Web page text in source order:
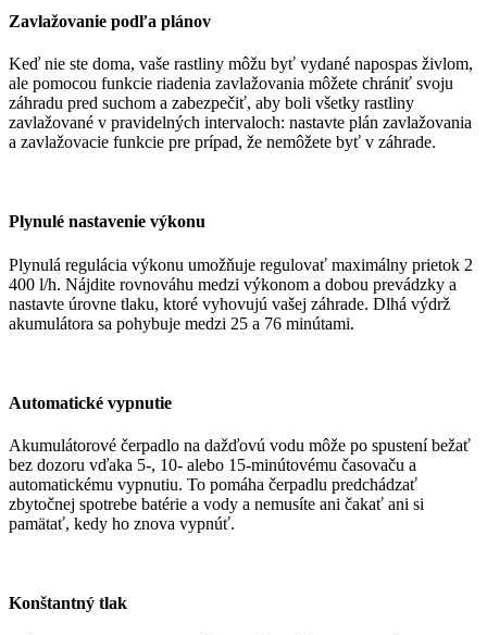
Zavlažovanie podľa plánov
Keď nie ste doma, vaše rastliny môžu byť vydané napospas živlom,
ale pomocou funkcie riadenia zavlažovania môžete chrániť svoju
záhradu pred suchom a zabezpečiť, aby boli všetky rastliny
zavlažované v pravidelných intervaloch: nastavte plán zavlažovania
a zavlažovacie funkcie pre prípad, že nemôžete byť v záhrade.
Plynulé nastavenie výkonu
Plynulá regulácia výkonu umožňuje regulovať maximálny prietok 2
400 l/h. Nájdite rovnováhu medzi výkonom a dobou prevádzky a
nastavte úrovne tlaku, ktoré vyhovujú vašej záhrade. Dlhá výdrž
akumulátora sa pohybuje medzi 25 a 76 minútami.
Automatické vypnutie
Akumulátorové čerpadlo na dažďovú vodu môže po spustení bežať
bez dozoru vďaka 5-, 10- alebo 15-minútovému časovaču a
automatickému vypnutiu. To pomáha čerpadlu predchádzať
zbytočnej spotrebe batérie a vody a nemusíte ani čakať ani si
pamätať, kedy ho znova vypnúť.
Konštantný tlak